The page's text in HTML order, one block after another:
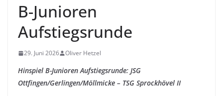
B-Junioren
Aufstiegsrunde
29. Juni 2026 Oliver Hetzel
Hinspiel B-Junioren Aufstiegsrunde: JSG
Ottfingen/Gerlingen/Möllmicke – TSG Sprockhövel II